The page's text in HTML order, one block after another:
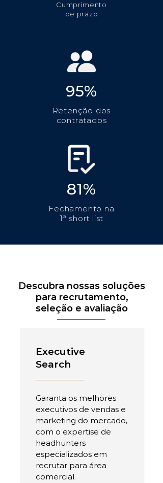
Cumprimento
de prazo
95%
Retenção dos
contratados
81%
Fechamento na
1ª short list
Descubra nossas soluções
para recrutamento,
seleção e avaliação
Executive
Search
Garanta os melhores
executivos de vendas e
marketing do mercado,
com o expertise de
headhunters
especializados em
recrutar para área
comercial.